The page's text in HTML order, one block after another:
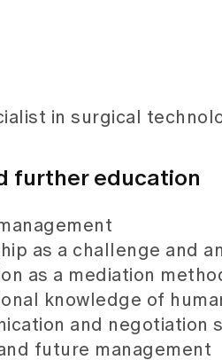
in surgical
further education
as a challenge and
as a mediation
knowledge of
and negotiation
future management